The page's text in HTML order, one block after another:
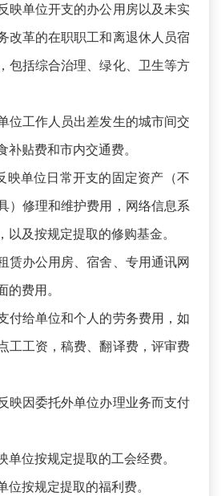
单位开支的办公用房以及未实
改革的在职职工和离退休人员宿
包括综合治理、绿化、卫生等方
工作人员出差发生的城市间交
贴费和市内交通费。
单位日常开支的固定资产（不
）修理和维护费用，网络信息系
以及按规定提取的修购基金。
办公用房、宿舍、专用通讯网
费用。
给单位和个人的劳务费用，如
工工资，稿费、翻译费，评审费
因委托外单位办理业务而支付
位按规定提取的工会经费。
按规定提取的福利费。